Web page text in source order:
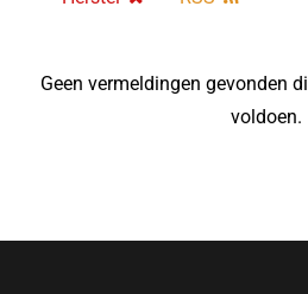
Geen vermeldingen gevonden
voldoen.